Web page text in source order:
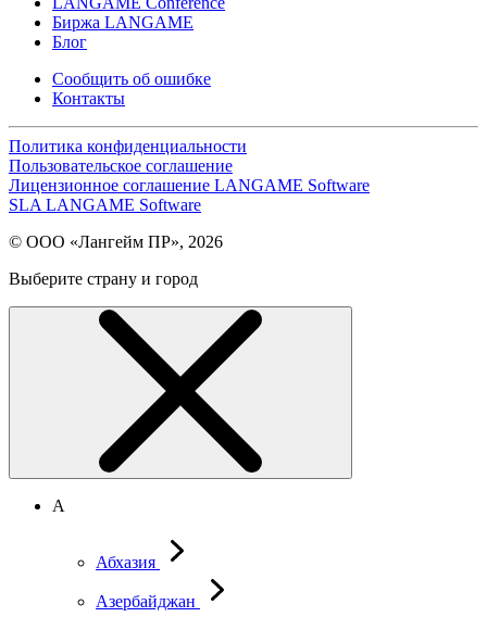
Биржа LANGAME
Блог
Сообщить об ошибке
Контакты
Политика конфиденциальности
Пользовательское соглашение
Лицензионное соглашение LANGAME Software
SLA LANGAME Software
© ООО «Лангейм ПР», 2026
Выберите страну и город
А
Абхазия
Азербайджан